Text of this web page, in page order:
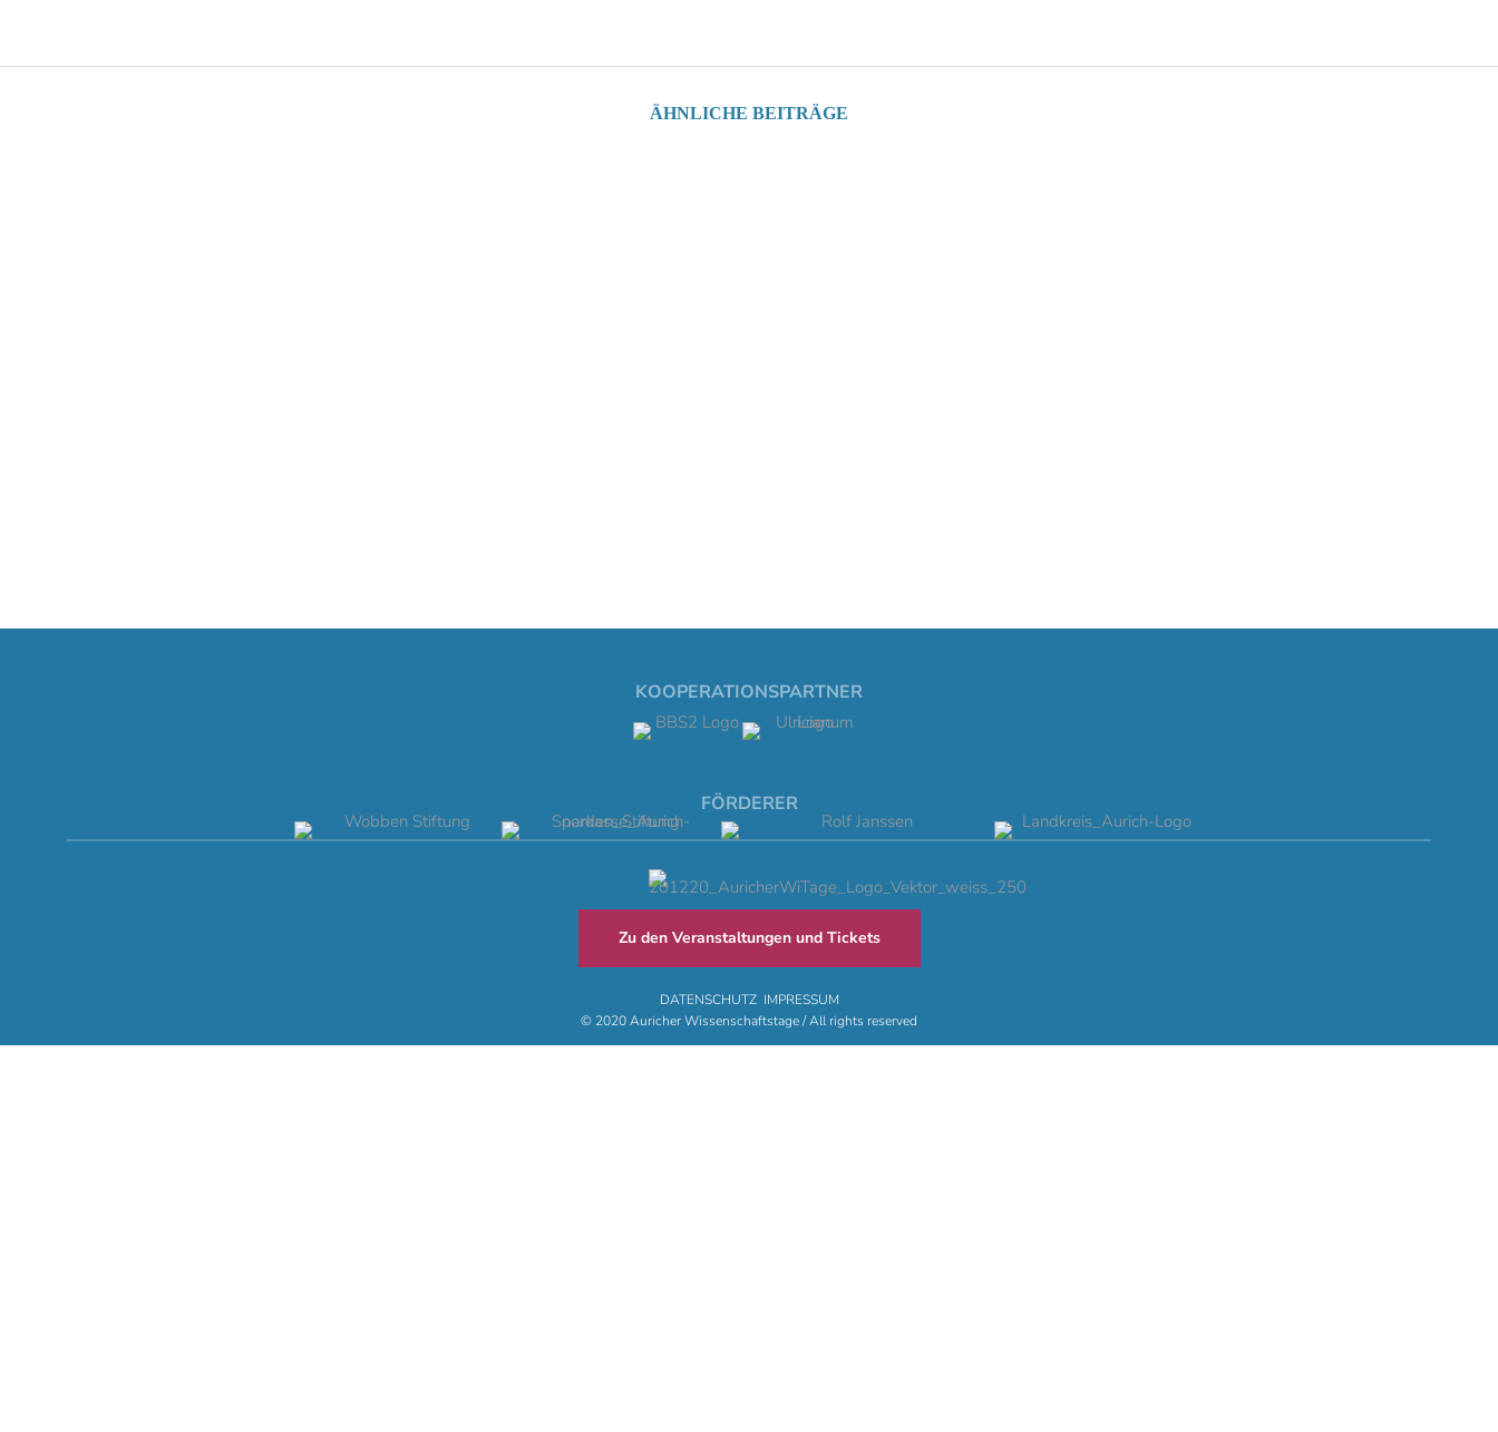
ÄHNLICHE BEITRÄGE
KOOPERATIONSPARTNER
FÖRDERER
Zu den Veranstaltungen und Tickets
DATENSCHUTZ IMPRESSUM
© 2020 Auricher Wissenschaftstage / All rights reserved